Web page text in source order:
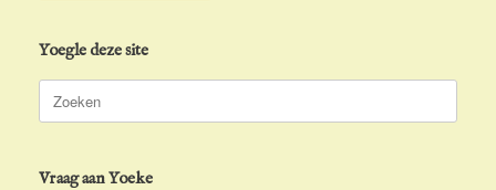
Yoegle deze site
Zoeken
naar:
Vraag aan Yoeke